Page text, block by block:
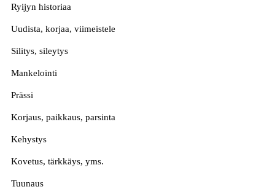
Ryijyn historiaa
Uudista, korjaa, viimeistele
Silitys, sileytys
Mankelointi
Prässi
Korjaus, paikkaus, parsinta
Kehystys
Kovetus, tärkkäys, yms.
Tuunaus